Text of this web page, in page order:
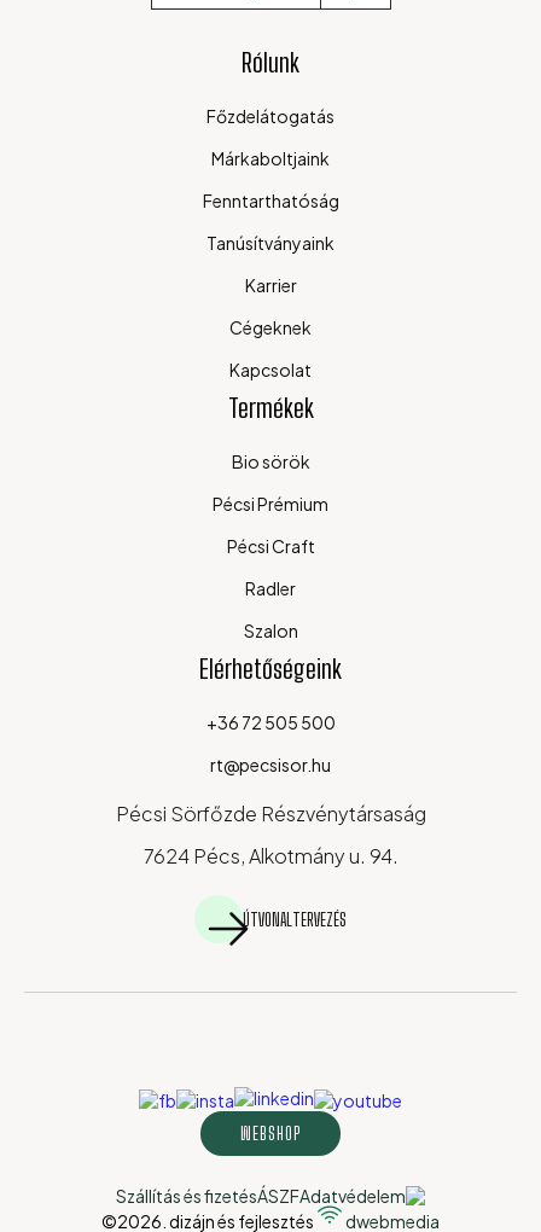
Rólunk
Főzdelátogatás
Márkaboltjaink
Fenntarthatóság
Tanúsítványaink
Karrier
Cégeknek
Kapcsolat
Termékek
Bio sörök
Pécsi Prémium
Pécsi Craft
Radler
Szalon
Elérhetőségeink
+36 72 505 500
rt@pecsisor.hu
Pécsi Sörfőzde Részvénytársaság
7624 Pécs, Alkotmány u. 94.
ÚTVONALTERVEZÉS
©2026. dizájn és fejlesztés dwebmedia
Szállítás és fizetésÁSZFAdatvédelem
WEBSHOP